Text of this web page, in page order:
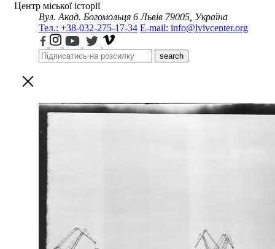
Центр міської історії
Вул. Акад. Богомольця 6 Львів 79005, Україна
Тел.: +38-032-275-17-34 E-mail: info@lvivcenter.org
search